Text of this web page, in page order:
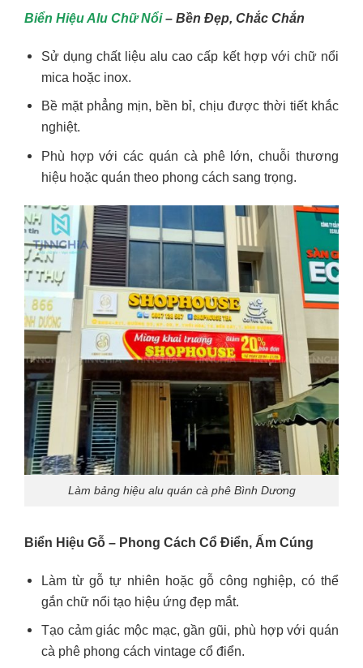
Biển Hiệu Alu Chữ Nổi– Bền Đẹp, Chắc Chắn
Sử dụng chất liệu alu cao cấp kết hợp với chữ nổi
mica hoặc inox.
Bề mặt phẳng mịn, bền bỉ, chịu được thời tiết khắc
nghiệt.
Phù hợp với các quán cà phê lớn, chuỗi thương
hiệu hoặc quán theo phong cách sang trọng.
Làm bảng hiệu alu quán cà phê Bình Dương
Biển Hiệu Gỗ – Phong Cách Cổ Điển, Ấm Cúng
Làm từ gỗ tự nhiên hoặc gỗ công nghiệp, có thể
gắn chữ nổi tạo hiệu ứng đẹp mắt.
Tạo cảm giác mộc mạc, gần gũi, phù hợp với quán
cà phê phong cách vintage cổ điển.